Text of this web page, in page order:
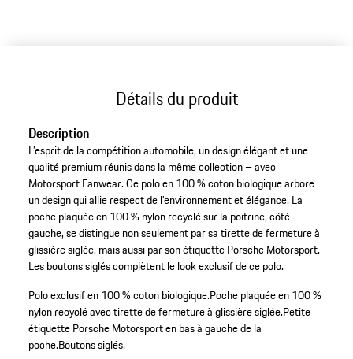
Détails du produit
Description
L’esprit de la compétition automobile, un design élégant et une
qualité premium réunis dans la même collection – avec
Motorsport Fanwear. Ce polo en 100 % coton biologique arbore
un design qui allie respect de l’environnement et élégance. La
poche plaquée en 100 % nylon recyclé sur la poitrine, côté
gauche, se distingue non seulement par sa tirette de fermeture à
glissière siglée, mais aussi par son étiquette Porsche Motorsport.
Les boutons siglés complètent le look exclusif de ce polo.
Polo exclusif en 100 % coton biologique.Poche plaquée en 100 %
nylon recyclé avec tirette de fermeture à glissière siglée.Petite
étiquette Porsche Motorsport en bas à gauche de la
poche.Boutons siglés.